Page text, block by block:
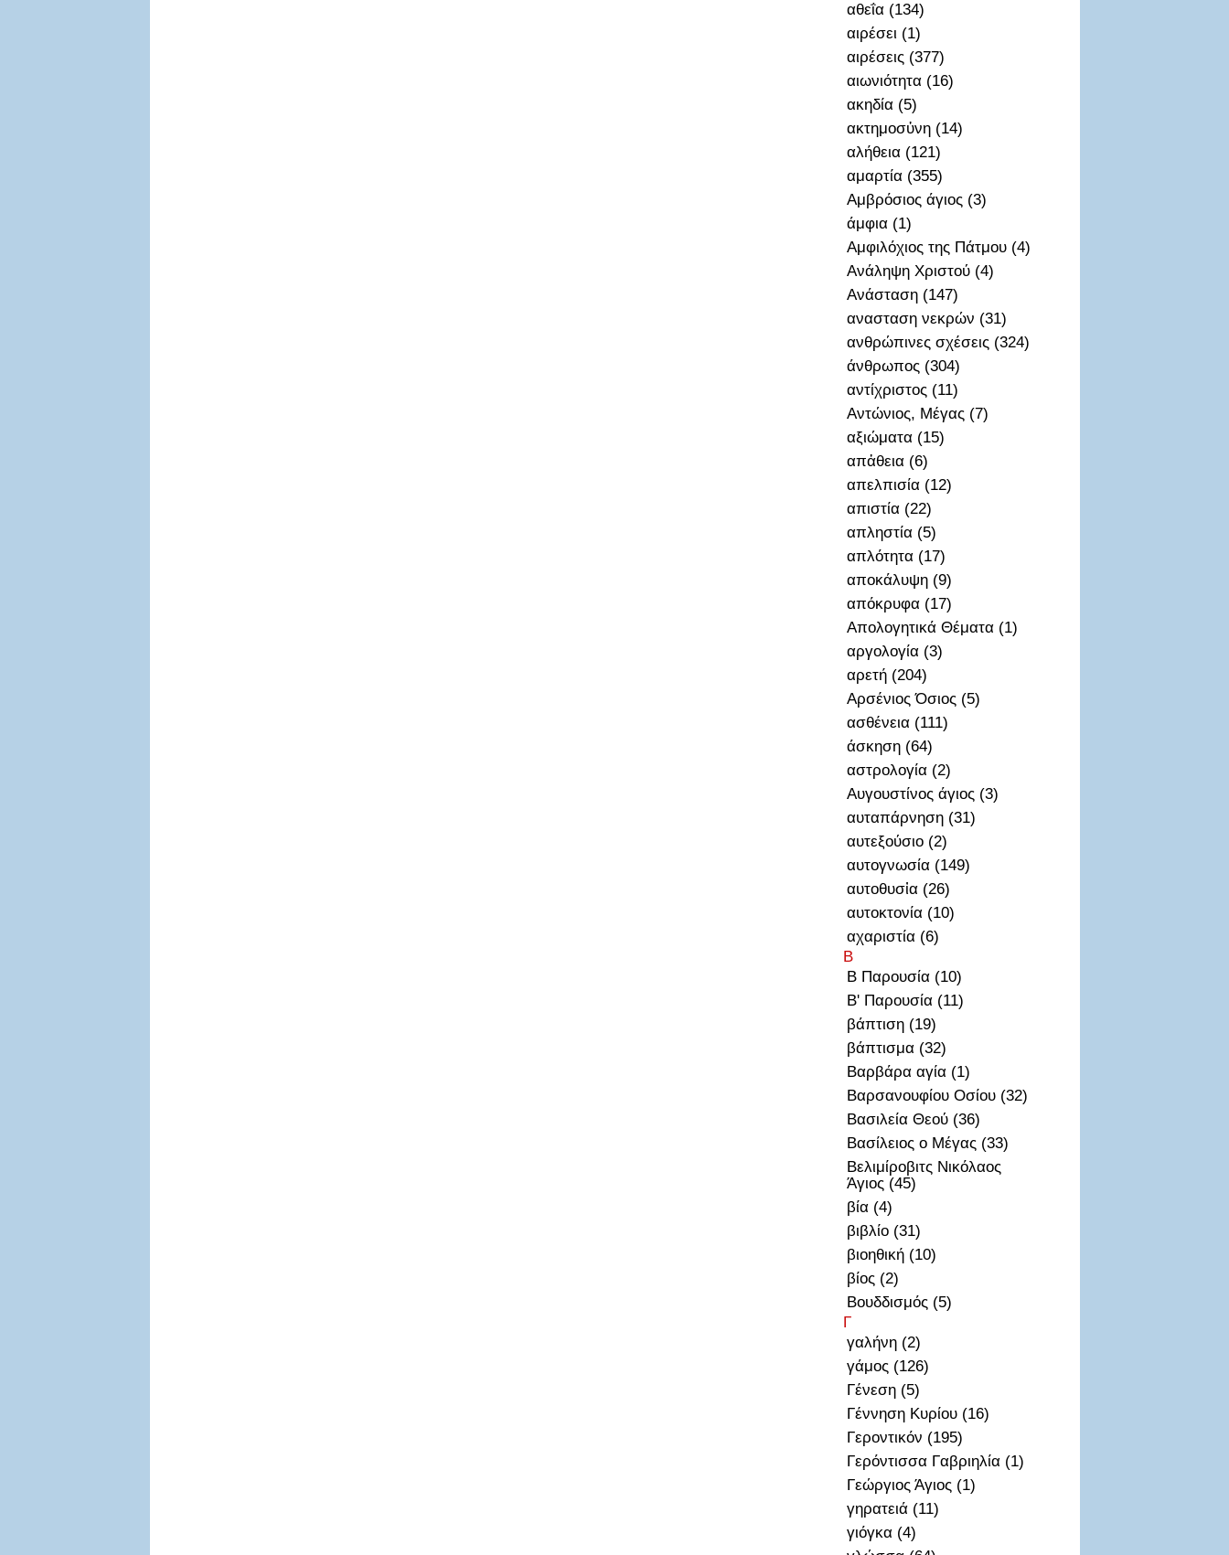
αθεΐα (134)
αιρέσει (1)
αιρέσεις (377)
αιωνιότητα (16)
ακηδία (5)
ακτημοσὐνη (14)
αλήθεια (121)
αμαρτία (355)
Αμβρόσιος άγιος (3)
άμφια (1)
Αμφιλόχιος της Πάτμου (4)
Ανάληψη Χριστού (4)
Ανάσταση (147)
ανασταση νεκρών (31)
ανθρώπινες σχέσεις (324)
άνθρωπος (304)
αντίχριστος (11)
Αντώνιος, Μέγας (7)
αξιώματα (15)
απἀθεια (6)
απελπισία (12)
απιστία (22)
απληστία (5)
απλότητα (17)
αποκάλυψη (9)
απόκρυφα (17)
Απολογητικά Θέματα (1)
αργολογία (3)
αρετή (204)
Αρσένιος Όσιος (5)
ασθένεια (111)
άσκηση (64)
αστρολογία (2)
Αυγουστίνος άγιος (3)
αυταπάρνηση (31)
αυτεξούσιο (2)
αυτογνωσία (149)
αυτοθυσἰα (26)
αυτοκτονία (10)
αχαριστία (6)
Β
Β Παρουσία (10)
Β' Παρουσία (11)
βάπτιση (19)
βάπτισμα (32)
Βαρβάρα αγία (1)
Βαρσανουφίου Οσίου (32)
Βασιλεία Θεού (36)
Βασίλειος ο Μέγας (33)
Βελιμίροβιτς Νικόλαος
Άγιος (45)
βία (4)
βιβλίο (31)
βιοηθική (10)
βίος (2)
Βουδδισμός (5)
Γ
γαλήνη (2)
γάμος (126)
Γένεση (5)
Γέννηση Κυρίου (16)
Γεροντικόν (195)
Γερόντισσα Γαβριηλία (1)
Γεώργιος Άγιος (1)
γηρατειά (11)
γιόγκα (4)